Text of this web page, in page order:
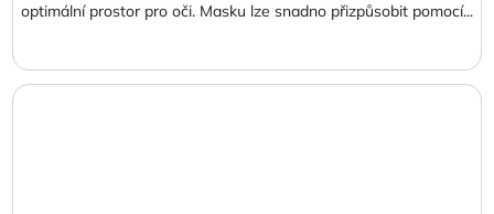
optimální prostor pro oči. Masku lze snadno přizpůsobit pomocí...